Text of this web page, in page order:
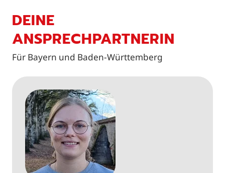
DEINE
ANSPRECHPARTNERIN
Für Bayern und Baden-Württemberg